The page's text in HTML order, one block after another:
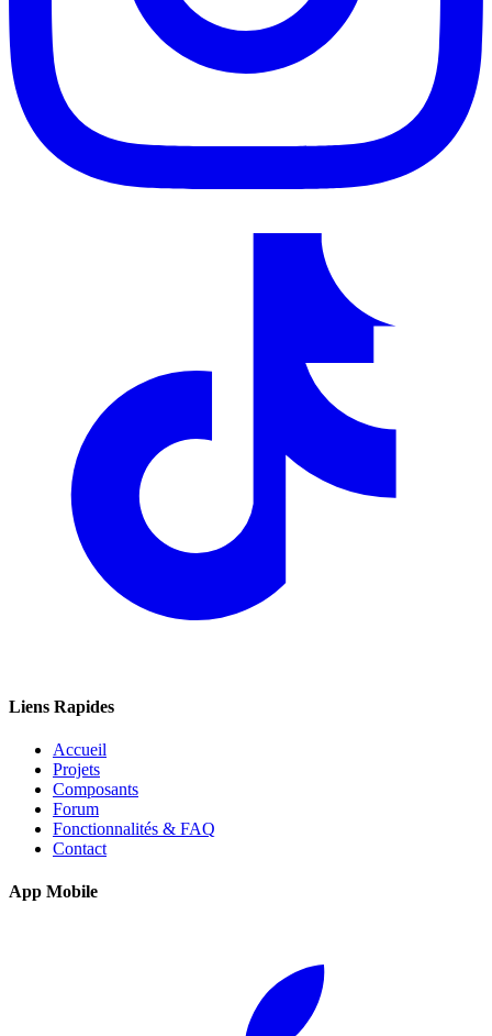
Liens Rapides
Accueil
Projets
Composants
Forum
Fonctionnalités & FAQ
Contact
App Mobile